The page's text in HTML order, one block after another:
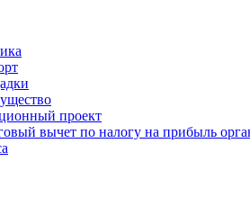
проект
вычет по налогу на прибыль